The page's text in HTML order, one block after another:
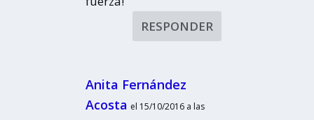
RESPONDER
Anita Fernández
Acosta el 15/10/2016 a las